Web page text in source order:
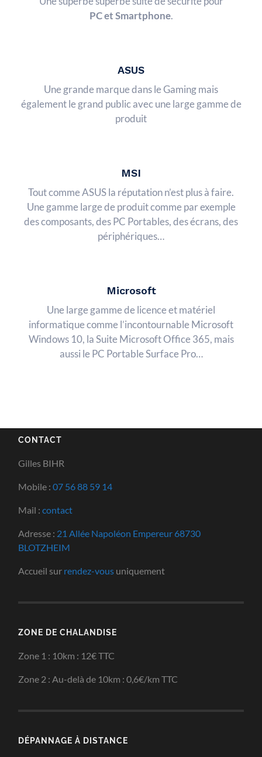
PC et Smartphone.
ASUS
Une grande marque dans le Gaming mais
également le grand public avec une large gamme de
produit
MSI
Tout comme ASUS la réputation n’est plus à faire.
Une gamme large de produit comme par exemple
des composants, des PC Portables, des écrans, des
périphériques…
Microsoft
Une large gamme de licence et matériel
informatique comme l’incontournable Microsoft
Windows 10, la Suite Microsoft Office 365, mais
aussi le PC Portable Surface Pro…
CONTACT
Gilles BIHR
Mobile :07 56 88 59 14
Mail :contact
Adresse : 21 Allée Napoléon Empereur 68730
BLOTZHEIM
Accueil sur rendez-vous uniquement
ZONE DE CHALANDISE
Zone 1 : 10km : 12€ TTC
Zone 2 : Au-delà de 10km : 0,6€/km TTC
DÉPANNAGE À DISTANCE